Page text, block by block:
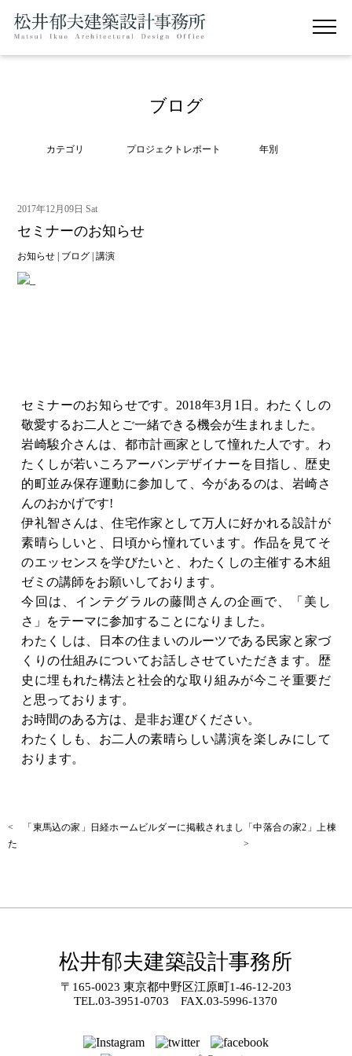
ブログ
カテゴリ プロジェクトレポート 年別
2017年12月09日 Sat
セミナーのお知らせ
お知らせ ブログ |講演
セミナーのお知らせです。2018年3月1日。わたくしの
敬愛するお二人とご一緒できる機会が生まれました。
岩崎駿介さんは、都市計画家として憧れた人です。わ
たくしが若いころアーバンデザイナーを目指し、歴史
的町並み保存運動に参加して、今があるのは、岩崎さ
んのおかげです!
伊礼智さんは、住宅作家として万人に好かれる設計が
素晴らしいと、日頃から憧れています。作品を見てそ
のエッセンスを学びたいと、わたくしの主催する木組
ゼミの講師をお願いしております。
今回は、インテグラルの藤間さんの企画で、「美し
さ」をテーマに参加することになりました。
わたくしは、日本の住まいのルーツである民家と家づ
くりの仕組みについてお話しさせていただきます。歴
史に埋もれた構法と社会的な取り組みが今こそ重要だ
と思っております。
お時間のある方は、是非お運びください。
わたくしも、お二人の素晴らしい講演を楽しみにして
おります。
< 「東馬込の家」日経ホームビルダーに掲載されまし
た
「中落合の家2」上棟
>
松井郁夫建築設計事務所
〒165-0023 東京都中野区江原町1-46-12-203
TEL.03-3951-0703 FAX.03-5996-1370